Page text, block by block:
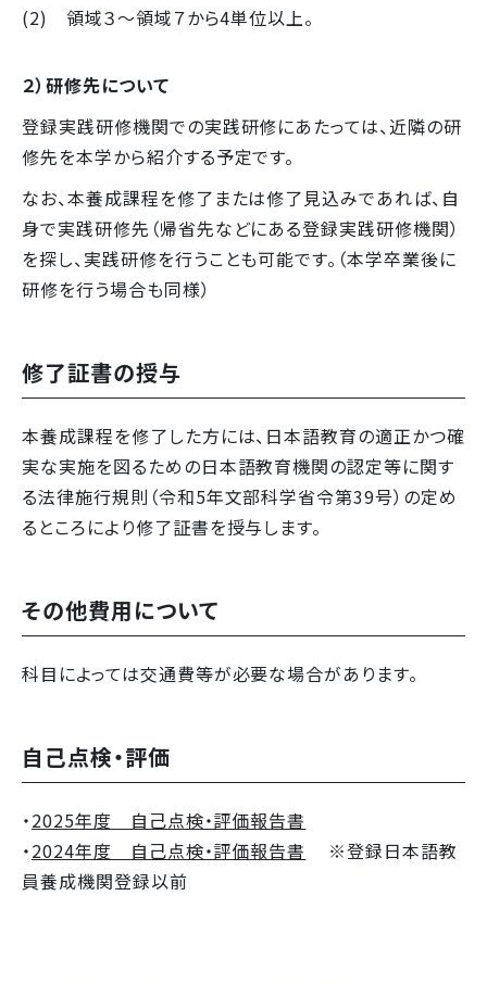
(2) 領域３～領域７から4単位以上。
２）研修先について
登録実践研修機関での実践研修にあたっては、近隣の研
修先を本学から紹介する予定です。
なお、本養成課程を修了または修了見込みであれば、自
身で実践研修先（帰省先などにある登録実践研修機関）
を探し、実践研修を行うことも可能です。（本学卒業後に
研修を行う場合も同様）
修了証書の授与
本養成課程を修了した方には、日本語教育の適正かつ確
実な実施を図るための日本語教育機関の認定等に関す
る法律施行規則（令和5年文部科学省令第39号）の定め
るところにより修了証書を授与します。
その他費用について
科目によっては交通費等が必要な場合があります。
自己点検・評価
・2025年度 自己点検・評価報告書
・2024年度 自己点検・評価報告書
※登録日本語教
員養成機関登録以前